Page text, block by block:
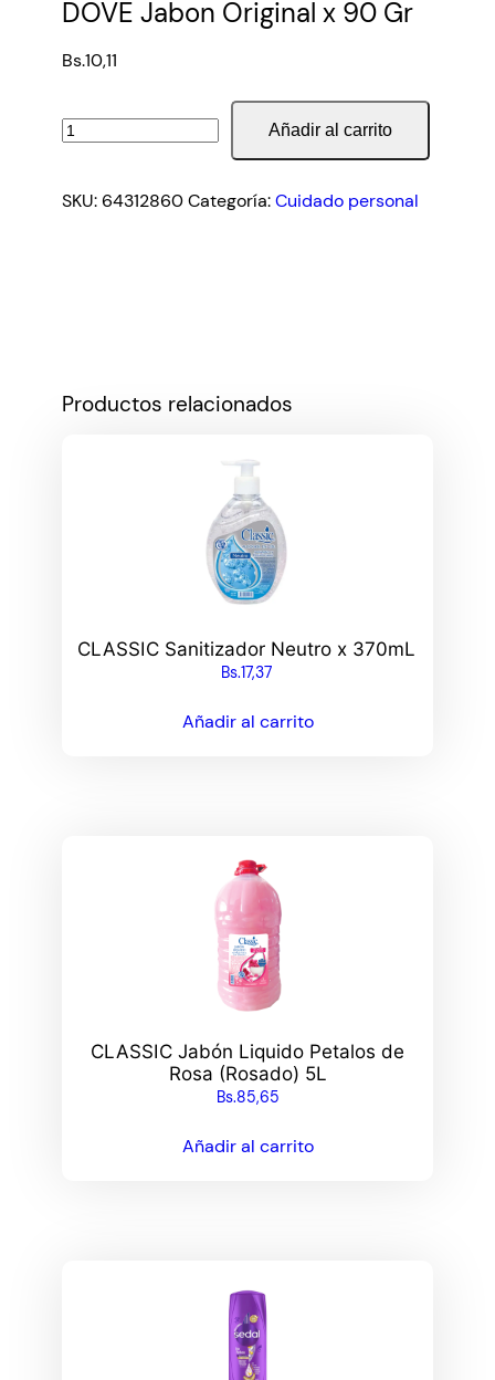
DOVE Jabon Original x 90 Gr
Bs.10,11
DOVE
x
Añadir al carrito
SKU: 64312860Categoría:Cuidado personal
Productos relacionados
CLASSIC Sanitizador Neutro x 370mL
Bs.17,37
Añadir al carrito
CLASSIC Jabón Liquido Petalos de
Rosa (Rosado) 5L
Bs.85,65
Añadir al carrito